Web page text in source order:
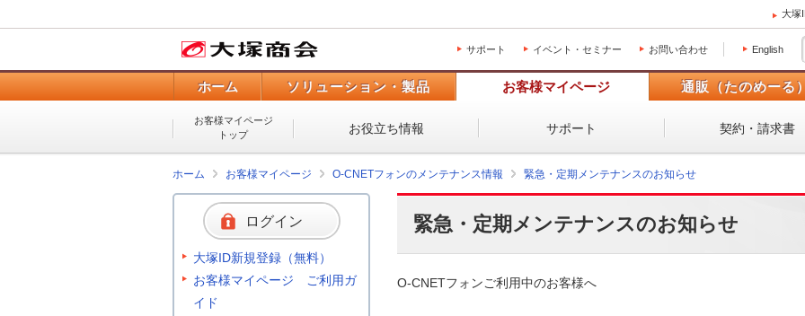
大塚
サポート イベント・セミナー お問い合わせ English
ホーム ソリューション・製品 お客様マイページ 通販（たのめーる）
お客様マイページ
トップ
お役立ち情報 サポート 契約・請求書
ホーム お客様マイページ O-CNETフォンのメンテナンス情報 緊急・定期メンテナンスのお知らせ
緊急・定期メンテナンスのお知らせ
O-CNETフォンご利用中のお客様へ
ログイン
大塚ID新規登録（無料）
お客様マイページ ご利用ガ
イド